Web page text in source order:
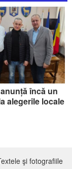
încă un
alegerile locale
şi fotografiile